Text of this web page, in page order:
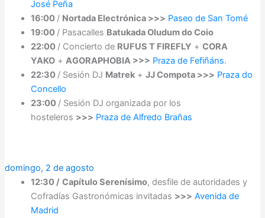
José Peña
16:00 / Nortada Electrónica >>> Paseo de San Tomé
19:00 / Pasacalles Batukada Oludum do Coio
22:00 / Concierto de RUFUS T FIREFLY + CORA
YAKO+ AGORAPHOBIA >>> Praza de Fefiñáns.
22:30 / Sesión DJ Matrek+ JJ Compota >>> Praza do
Concello
23:00 / Sesión DJ organizada por los
hosteleros >>> Praza de Alfredo Brañas
domingo, 2 de agosto
12:30 / Capítulo Serenísimo, desfile de autoridades y
Cofradías Gastronómicas invitadas >>> Avenida de
Madrid